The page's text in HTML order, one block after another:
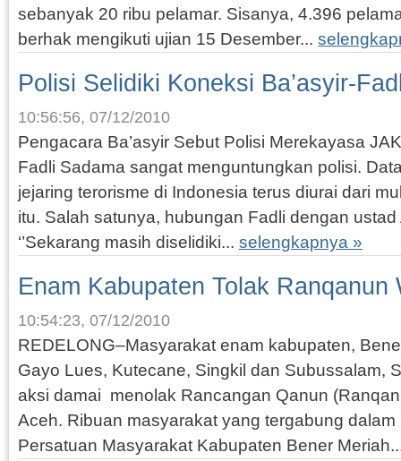
sebanyak 20 ribu pelamar. Sisanya, 4.396
berhak mengikuti ujian 15 Desember...
Polisi Selidiki Koneksi Ba’asyir-
10:56:56, 07/12/2010
Pengacara Ba’asyir Sebut Polisi Merekayasa
Fadli Sadama sangat menguntungkan polisi.
jejaring terorisme di Indonesia terus diurai dari
itu. Salah satunya, hubungan Fadli dengan ustad
‘’Sekarang masih diselidiki... selengkapnya »
Enam Kabupaten Tolak Ranqanun
10:54:23, 07/12/2010
REDELONG–Masyarakat enam kabupaten,
Gayo Lues, Kutecane, Singkil dan Subussalam,
aksi damai menolak Rancangan Qanun
Aceh. Ribuan masyarakat yang tergabung dalam
Persatuan Masyarakat Kabupaten Bener